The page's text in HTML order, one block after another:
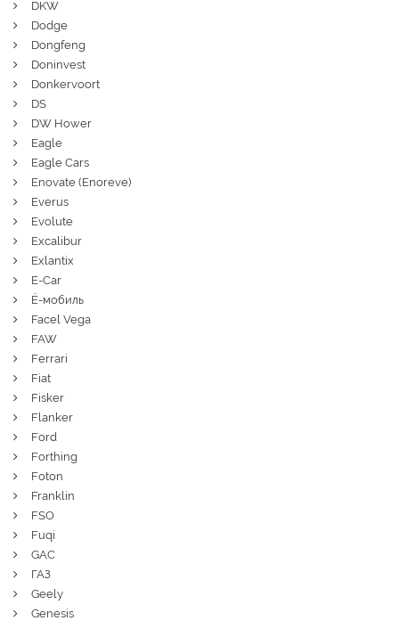
DKW
Dodge
Dongfeng
Doninvest
Donkervoort
DS
DW Hower
Eagle
Eagle Cars
Enovate (Enoreve)
Everus
Evolute
Excalibur
Exlantix
E-Car
Ё-мобиль
Facel Vega
FAW
Ferrari
Fiat
Fisker
Flanker
Ford
Forthing
Foton
Franklin
FSO
Fuqi
GAC
ГАЗ
Geely
Genesis